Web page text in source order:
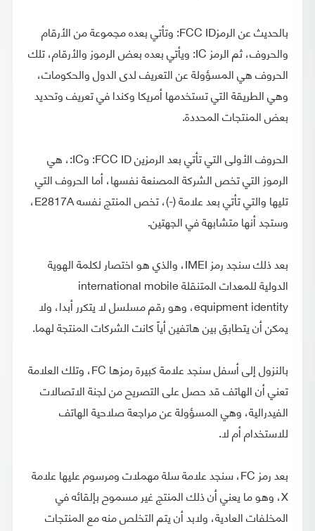
بالحديث عن الرمزFCC ID: وتأتي بعده مجموعة من الأرقام
والحروف، ثم الرمز IC: ويأتي بعده بعض الرموز والأرقام، تلك
الحروف هي المسؤولة عن التعريف لدى الدول والحكومات،
وهي الطريقة التي تستخدمها أمريكا وكندا في تعريف وتحديد
بعض المنتجات المحددة.
الحروف الأولى التي تأتي بعد الرمزين FCC ID: وIC:، هي
الرموز التي تخص الشركة المصنعة نفسها، أما الحروف التي
تليها والتي تأتي بعد علامة (-)، تخص المنتج نفسه E2817A،
وستجد أنها متشابهة في الجهتين.
بعد ذلك سنجد رمز IMEI، والذي هو اختصار لكلمة الهوية
الدولية للمعدات المتنقلة international mobile
equipment identity، وهو رقم مسلسل لا يتكرر أبدا، ولا
يمكن أن يتطابق بين هاتفين أياً كانت الشركات المنتجة لهما.
بالنزول إلى أسفل سنجد علامة كبيرة رمزها FC، وتلك العلامة
تعني أن الهاتف قد حصل على التصريح من لجنة الاتصالات
الفيدرالية، وهي المسؤولة عن مراجعة صلاحية الهاتف
للاستخدام أم لا.
بعد رمز FC، سنجد علامة سلة مهملات ومرسوم عليها علامة
X، وهو ما يعني أن ذلك المنتج غير مسموح بإلقائه في
المخلفات العادية، ولابد أن يتم التخلص منه مع المنتجات